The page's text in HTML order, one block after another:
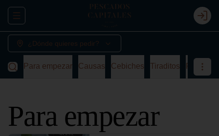
Abrir menu de navegación Login
¿Dónde quieres pedir?
Para empezar Causas Cebiches Tiraditos Platos
Para empezar